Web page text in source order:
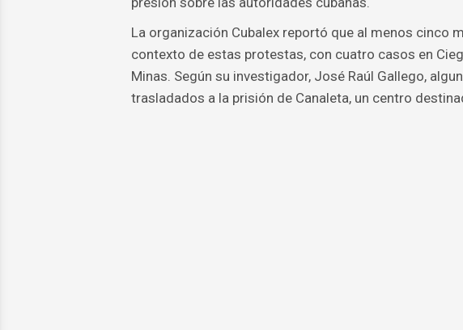
La organización Cubalex reportó que al menos cinco
contexto de estas protestas, con cuatro casos en
Minas. Según su investigador, José Raúl Gallego,
trasladados a la prisión de Canaleta, un centro